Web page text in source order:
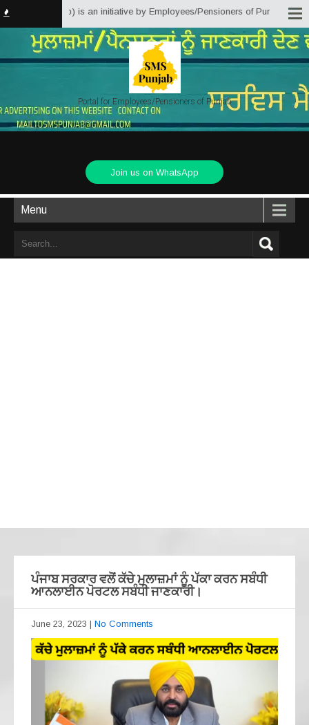
Punjab) is an initiative by Employees/Pensioners of Punjab State
Portal for Employees/Pensioners of Punjab
Join us on WhatsApp
Menu
ਪੰਜਾਬ ਸਰਕਾਰ ਵਲੋਂ ਕੱਚੇ ਮੁਲਾਜ਼ਮਾਂ ਨੂੰ ਪੱਕਾ ਕਰਨ ਸਬੰਧੀ
ਆਨਲਾਈਨ ਪੋਰਟਲ ਸਬੰਧੀ ਜਾਣਕਾਰੀ।
June 23, 2023 | No Comments